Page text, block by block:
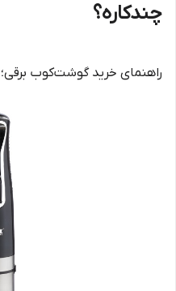
چندکاره؟
راهنمای خرید گوشت‌کوب برقی؛